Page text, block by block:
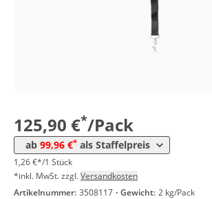
125,90 €*/Pack
ab 99,96 €* als Staffelpreis
107,93 €
105,91 €
ab 100 Pack 99,96 €
1,26 €*/1 Stück
*inkl. MwSt. zzgl.Versandkosten
Artikelnummer: 3508117 · Gewicht: 2 kg/Pack